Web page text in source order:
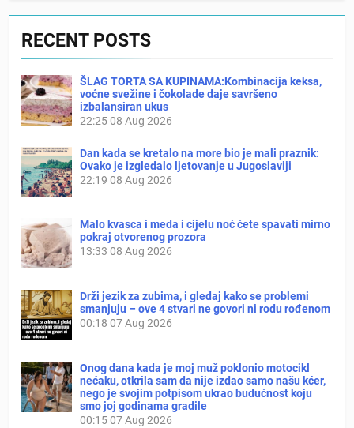
RECENT POSTS
ŠLAG TORTA SA KUPINAMA:Kombinacija keksa,
voćne svežine i čokolade daje savršeno
izbalansiran ukus
22:2508 Aug 2026
Dan kada se kretalo na more bio je mali praznik:
Ovako je izgledalo ljetovanje u Jugoslaviji
22:19 08 Aug 2026
Malo kvasca i meda i cijelu noć ćete spavati mirno
pokraj otvorenog prozora
13:33 08 Aug 2026
Drži jezik za zubima, i gledaj kako se problemi
smanjuju – ove 4 stvari ne govori ni rodu rođenom
00:18 07 Aug 2026
Onog dana kada je moj muž poklonio motocikl
nećaku, otkrila sam da nije izdao samo našu kćer,
nego je svojim potpisom ukrao budućnost koju
smo joj godinama gradile
00:1507 Aug 2026